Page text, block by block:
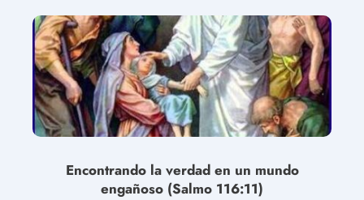
Encontrando la verdad en un mundo
engañoso (Salmo 116:11)